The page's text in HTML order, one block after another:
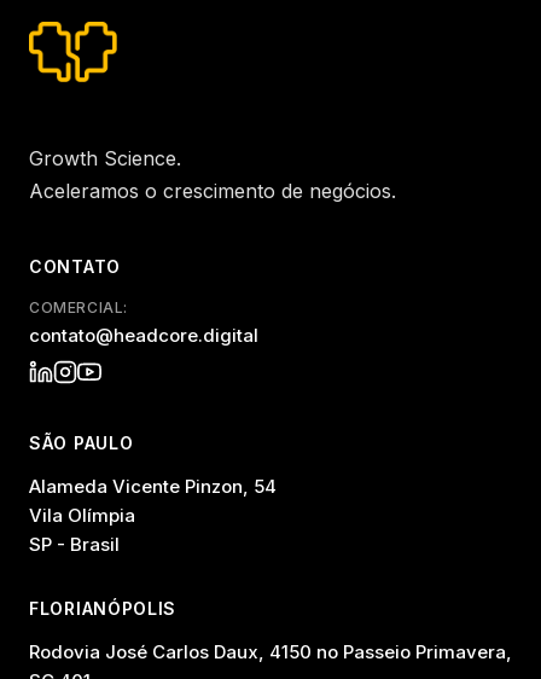
Growth Science.
Aceleramos o crescimento de negócios.
CONTATO
COMERCIAL:
contato@headcore.digital
SÃO PAULO
Alameda Vicente Pinzon, 54
Vila Olímpia
SP - Brasil
FLORIANÓPOLIS
Rodovia José Carlos Daux, 4150 no Passeio Primavera,